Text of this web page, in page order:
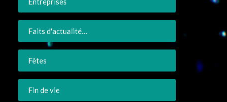
Faits d'actualité…
Fêtes
Fin de vie